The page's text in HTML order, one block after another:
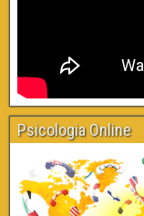
Psicologia Online